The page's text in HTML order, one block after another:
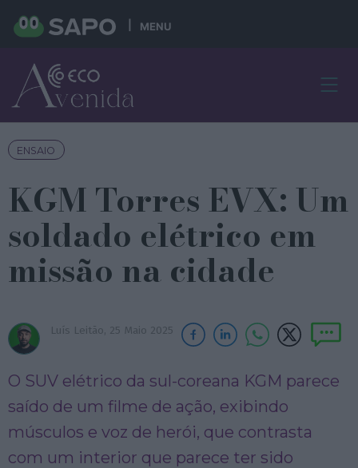
MENU
ENSAIO
KGM Torres EVX: Um
soldado elétrico em
missão na cidade
Luís Leitão, 25 Maio 2025
O SUV elétrico da sul-coreana KGM parece
saído de um filme de ação, exibindo
músculos e voz de herói, que contrasta
com um interior que parece ter sido